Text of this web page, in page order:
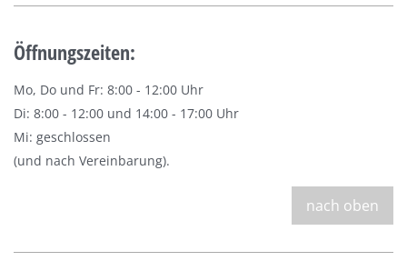
Öffnungszeiten:
Mo, Do und Fr: 8:00 - 12:00 Uhr
Di: 8:00 - 12:00 und 14:00 - 17:00 Uhr
Mi: geschlossen
(und nach Vereinbarung).
nach oben